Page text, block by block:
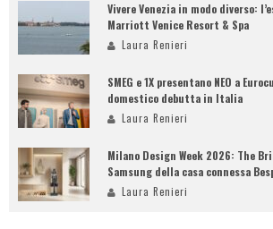
Vivere Venezia in modo diverso:
Marriott Venice Resort & Spa
Laura Renieri
SMEG e 1X presentano NEO a
domestico debutta in Italia
Laura Renieri
Milano Design Week 2026: The
Samsung della casa connessa
Laura Renieri